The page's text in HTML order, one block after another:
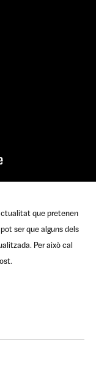
que pretenen
ser que alguns dels
Per això cal